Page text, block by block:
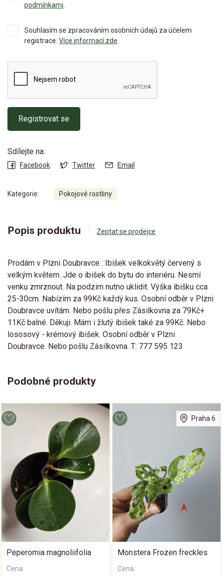
podmínkami.
Souhlasím se zpracováním osobních údajů za účelem
registrace. Více informací zde.
Registrovat se
Sdílejte na:
Facebook Twitter Email
Kategorie: Pokojové rostliny
Popis produktu Zeptat se prodejce
Prodám v Plzni Doubravce : Ibišek velkokvětý červený s
velkým květem. Jde o ibišek do bytu do interiéru. Nesmí
venku zmrznout. Na podzim nutno uklidit. Výška ibišku cca
25-30cm. Nabízím za 99Kč každý kus. Osobní odběr v Plzni
Doubravce uvítám. Nebo pošlu přes Zásilkovna za 79Kč+
11Kč balné. Děkuji. Mám i žlutý ibišek také za 99Kč. Nebo
lososový - krémový ibišek. Osobní odběr v Plzni
Doubravce. Nebo pošlu Zásilkovna. T: 777 595 123
Podobné produkty
Peperomia magnoliifolia
Cena:
Praha 6
Monstera Frozen freckles
Cena: